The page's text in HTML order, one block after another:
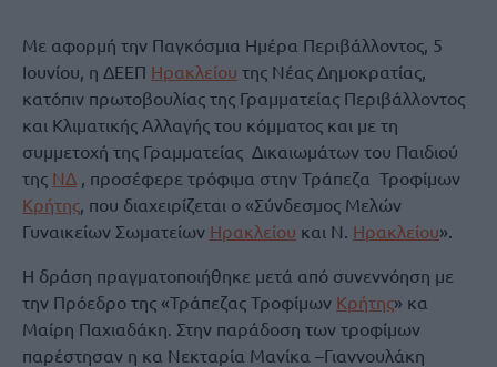
Με αφορμή την Παγκόσμια Ημέρα Περιβάλλοντος, 5
Ιουνίου, η ΔΕΕΠ Ηρακλείου της Νέας Δημοκρατίας,
κατόπιν πρωτοβουλίας της Γραμματείας Περιβάλλοντος
και Κλιματικής Αλλαγής του κόμματος και με τη
συμμετοχή της Γραμματείας Δικαιωμάτων του Παιδιού
της ΝΔ , προσέφερε τρόφιμα στην Τράπεζα Τροφίμων
Κρήτης, που διαχειρίζεται ο «Σύνδεσμος Μελών
Γυναικείων Σωματείων Ηρακλείου και Ν. Ηρακλείου».
Η δράση πραγματοποιήθηκε μετά από συνεννόηση με
την Πρόεδρο της «Τράπεζας Τροφίμων Κρήτης» κα
Μαίρη Παχιαδάκη. Στην παράδοση των τροφίμων
παρέστησαν η κα Νεκταρία Μανίκα –Γιαννουλάκη